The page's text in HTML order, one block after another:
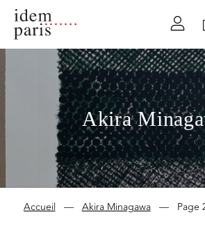
Akira
Accueil — Akira Minagawa— Page